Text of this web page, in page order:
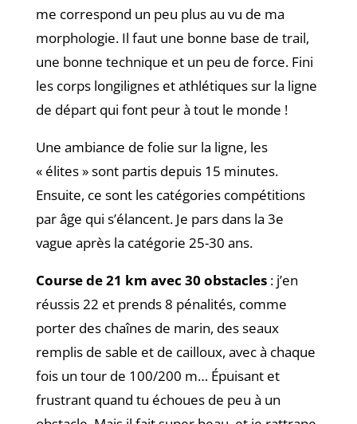
me correspond un peu plus au vu de ma
morphologie. Il faut une bonne base de trail,
une bonne technique et un peu de force. Fini
les corps longilignes et athlétiques sur la ligne
de départ qui font peur à tout le monde !
Une ambiance de folie sur la ligne, les
« élites » sont partis depuis 15 minutes.
Ensuite, ce sont les catégories compétitions
par âge qui s’élancent. Je pars dans la 3e
vague après la catégorie 25-30 ans.
Course de 21 km avec 30 obstacles: j’en
réussis 22 et prends 8 pénalités, comme
porter des chaînes de marin, des seaux
remplis de sable et de cailloux, avec à chaque
fois un tour de 100/200 m… Épuisant et
frustrant quand tu échoues de peu à un